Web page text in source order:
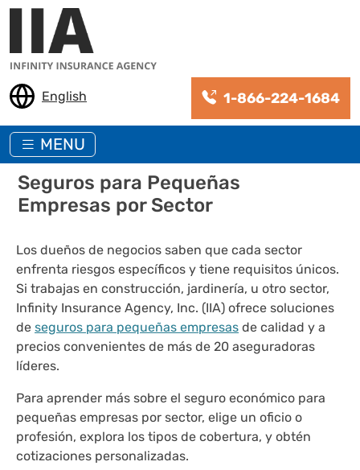
Pasar al contenido principal
English 1-866-224-1684
MENU
Seguros para Pequeñas
Empresas por Sector
Los dueños de negocios saben que cada sector
enfrenta riesgos específicos y tiene requisitos únicos.
Si trabajas en construcción, jardinería, u otro sector,
Infinity Insurance Agency, Inc. (IIA) ofrece soluciones
de seguros para pequeñas empresas de calidad y a
precios convenientes de más de 20 aseguradoras
líderes.
Para aprender más sobre el seguro económico para
pequeñas empresas por sector, elige un oficio o
profesión, explora los tipos de cobertura, y obtén
cotizaciones personalizadas.